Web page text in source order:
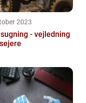
2023
- vejledning